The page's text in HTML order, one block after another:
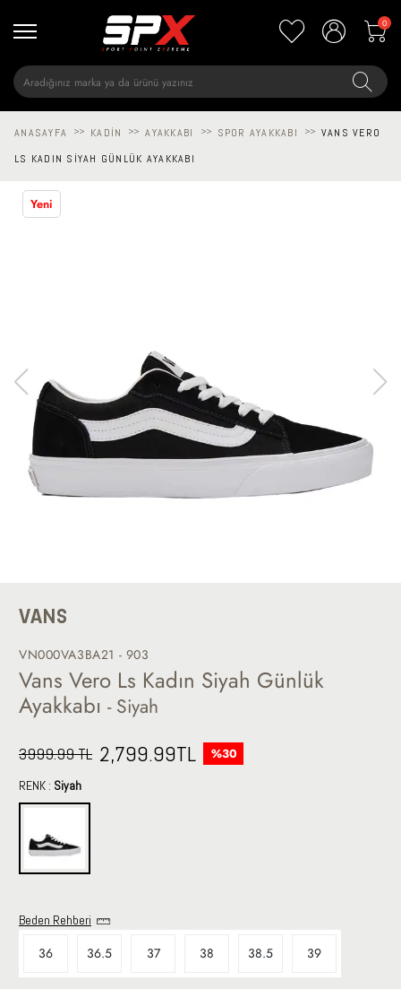
0
ANASAYFA >> KADIN >> AYAKKABI >> SPOR AYAKKABI >> VANS VERO
LS KADIN SIYAH GÜNLÜK AYAKKABI
Yeni
VANS
VN000VA3BA21 - 903
Vans Vero Ls Kadın Siyah Günlük
Ayakkabı - Siyah
3999.99 TL 2,799.99TL %30
RENK : Siyah
Beden Rehberi
36 36.5 37 38 38.5 39